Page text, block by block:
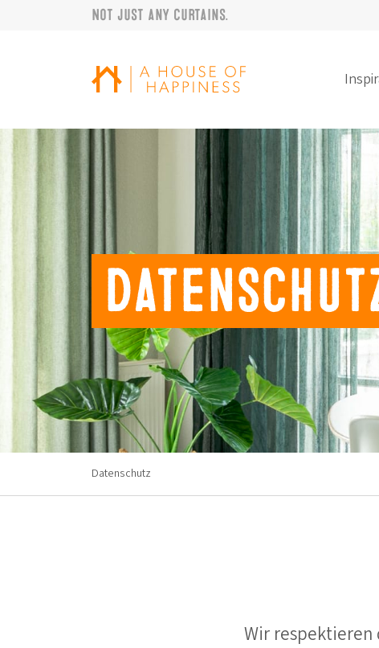
Zur Navigation springen
Zum Hauptinhalt springen
Not just any curtains.
Datenschutz
Wir respektieren